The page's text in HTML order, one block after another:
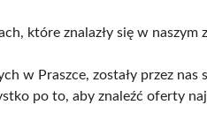
które znalazły się w naszym
w Praszce, zostały przez nas
po to, aby znaleźć oferty